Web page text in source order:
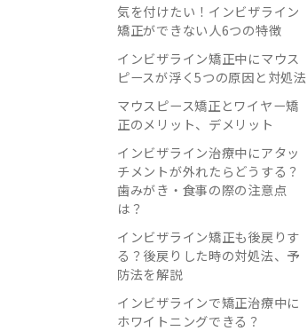
気を付けたい！インビザライン
矯正ができない人6つの特徴
インビザライン矯正中にマウス
ピースが浮く5つの原因と対処法
マウスピース矯正とワイヤー矯
正のメリット、デメリット
インビザライン治療中にアタッ
チメントが外れたらどうする？
歯みがき・食事の際の注意点
は？
インビザライン矯正も後戻りす
る？後戻りした時の対処法、予
防法を解説
インビザラインで矯正治療中に
ホワイトニングできる？